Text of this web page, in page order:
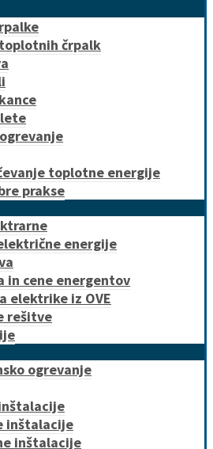
črpalk
toplotne energije
prakse
energije
in cene energentov
elektrike iz OVE
rešitve
ogrevanje
inštalacije
inštalacije